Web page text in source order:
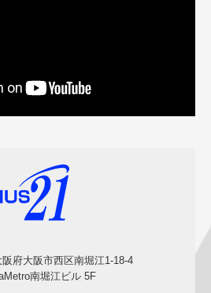
府大阪市西区南堀江1-18-4
南堀江ビル 5F